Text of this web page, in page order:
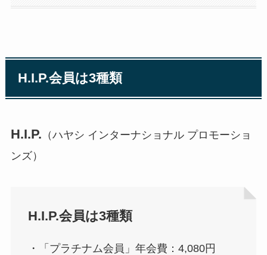
H.I.P.会員は3種類
H.I.P. （ハヤシ インターナショナル プロモーショ
ンズ）
H.I.P.会員は3種類
・「プラチナム会員」年会費：4,080円